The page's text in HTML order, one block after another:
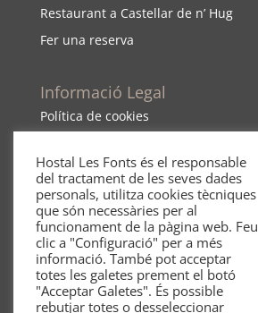
Restaurant a Castellar de n’ Hug
Fer una reserva
Informació Legal
Política de cookies
Política de mascotes
Avís Legal
Política de privacitat
Hostal Les Fonts és el responsable
del tractament de les seves dades
personals, utilitza cookies tècniques
que són necessàries per al
funcionament de la pàgina web. Feu
clic a "Configuració" per a més
informació. També pot acceptar
totes les galetes prement el botó
"Acceptar Galetes". És possible
rebutjar totes o desseleccionar